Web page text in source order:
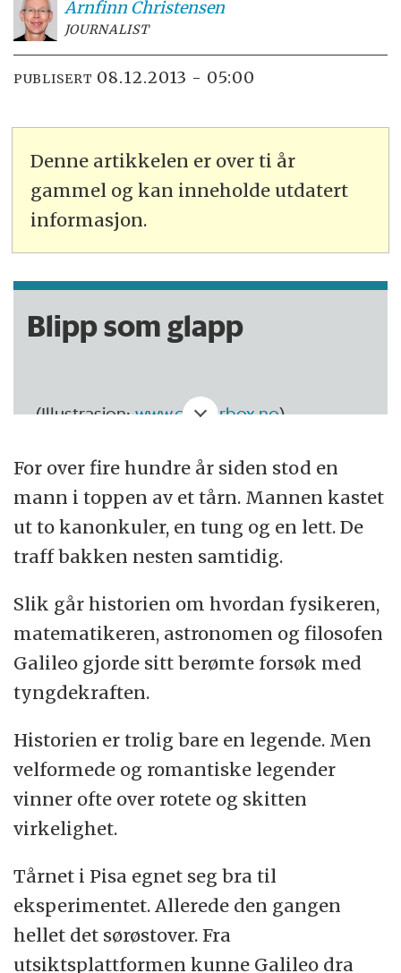
Arnfinn Christensen
JOURNALIST
PUBLISERT 08.12.2013 - 05:00
Denne artikkelen er over ti år
gammel og kan inneholde utdatert
informasjon.
Blipp som glapp
(Illustrasjon:www.colourbox.no)
I denne kommentarspalten flyr
forskning.nos journalist Arnfinn Christensen
lavt under nyhetsradaren og kretser over
grenselandet mellom naturvitenskap og
For over fire hundre år siden stod en
mann i toppen av et tårn. Mannen kastet
ut to kanonkuler, en tung og en lett. De
traff bakken nesten samtidig.
Slik går historien om hvordan fysikeren,
matematikeren, astronomen og filosofen
Galileo gjorde sitt berømte forsøk med
tyngdekraften.
Historien er trolig bare en legende. Men
velformede og romantiske legender
vinner ofte over rotete og skitten
virkelighet.
Tårnet i Pisa egnet seg bra til
eksperimentet. Allerede den gangen
hellet det sørøstover. Fra
utsiktsplattformen kunne Galileo dra